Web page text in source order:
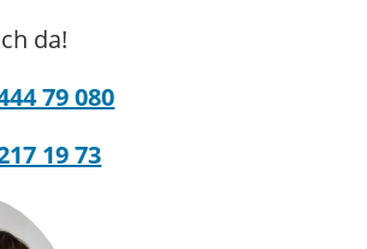
da!
79 080
19 73